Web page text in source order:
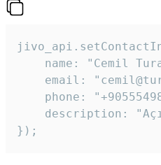
name: "Cemil
email:
phone:
description:
});